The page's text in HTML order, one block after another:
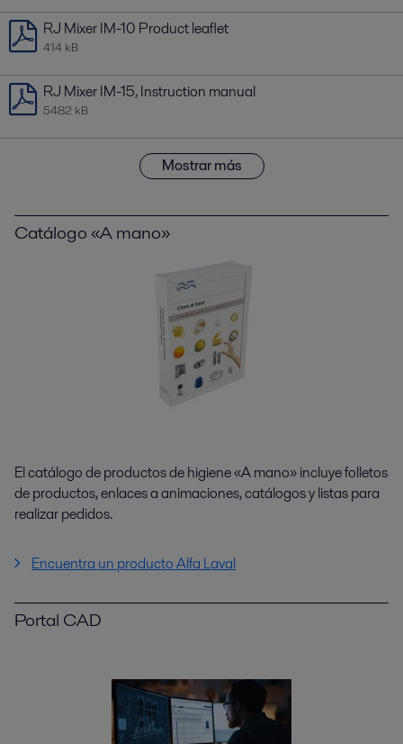
RJ Mixer IM-10 Product leaflet
414 kB
RJ Mixer IM-15, Instruction manual
5482 kB
Mostrar más
Catálogo «A mano»
El catálogo de productos de higiene «A mano» incluye folletos
de productos, enlaces a animaciones, catálogos y listas para
realizar pedidos.
Encuentra un producto Alfa Laval
Portal CAD